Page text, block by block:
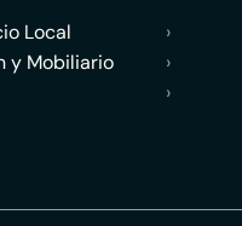
Local
›
y Mobiliario
›
›